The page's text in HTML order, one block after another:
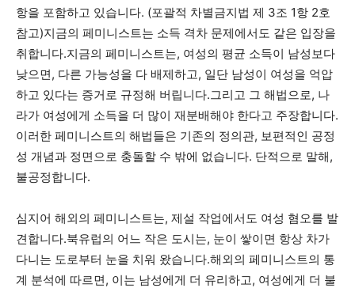
항을 포함하고 있습니다. (포괄적 차별금지법 제 3조 1항 2호
참고)지금의 페미니스트는 소득 격차 문제에서도 같은 입장을
취합니다.지금의 페미니스트는, 여성의 평균 소득이 남성보다
낮으면, 다른 가능성을 다 배제하고, 일단 남성이 여성을 억압
하고 있다는 증거로 규정해 버립니다.그리고 그 해법으로, 나
라가 여성에게 소득을 더 많이 재분배해야 한다고 주장합니다.
이러한 페미니스트의 해법들은 기존의 정의관, 보편적인 공정
성 개념과 정면으로 충돌할 수 밖에 없습니다. 단적으로 말해,
불공정합니다.
심지어 해외의 페미니스트는, 제설 작업에서도 여성 혐오를 발
견합니다.북유럽의 어느 작은 도시는, 눈이 쌓이면 항상 차가
다니는 도로부터 눈을 치워 왔습니다.해외의 페미니스트의 통
계 분석에 따르면, 이는 남성에게 더 유리하고, 여성에게 더 불